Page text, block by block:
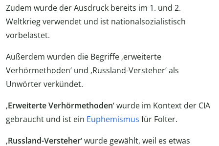
Zudem wurde der Ausdruck bereits im 1. und 2.
Weltkrieg verwendet und ist nationalsozialistisch
vorbelastet.
Außerdem wurden die Begriffe ‚erweiterte
Verhörmethoden‘ und ‚Russland-Versteher‘ als
Unwörter verkündet.
‚Erweiterte Verhörmethoden‘ wurde im Kontext der CIA
gebraucht und ist ein Euphemismus für Folter.
‚Russland-Versteher‘ wurde gewählt, weil es etwas